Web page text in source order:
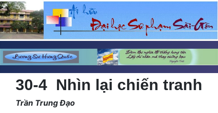
30-4 Nhìn lại chiến tranh
Trần Trung Đạo